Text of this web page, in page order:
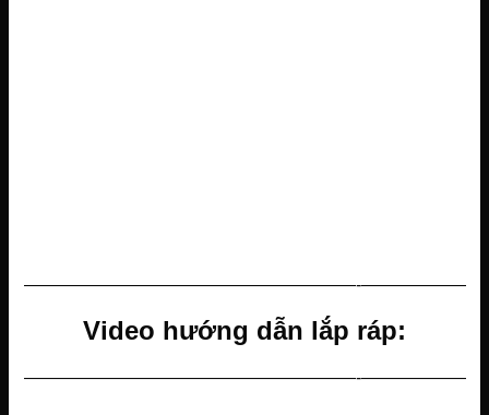
———————————————————-——————
Video hướng dẫn lắp ráp:
———————————————————-——————